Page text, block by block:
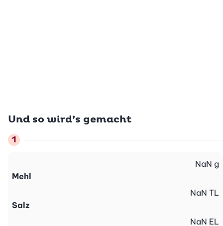
Und so wird’s gemacht
Mehl
NaN g
Salz
NaN TL
NaN EL